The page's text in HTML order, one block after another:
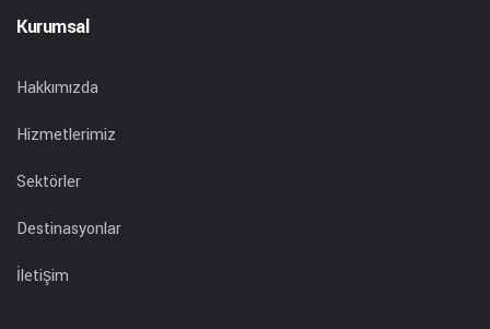
Kurumsal
Hakkımızda
Hizmetlerimiz
Sektörler
Destinasyonlar
İletişim